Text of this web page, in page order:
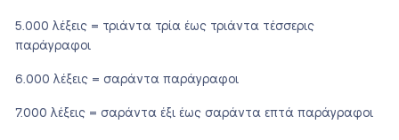
5.000 λέξεις = τριάντα τρία έως τριάντα τέσσερις
παράγραφοι
6.000 λέξεις = σαράντα παράγραφοι
7.000 λέξεις = σαράντα έξι έως σαράντα επτά παράγραφοι